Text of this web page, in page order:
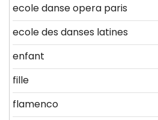
ecole danse opera paris
ecole des danses latines
enfant
fille
flamenco